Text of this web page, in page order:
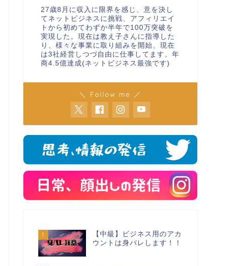
27歳8月に収入に限界を感じ、意を決し
てネットビジネスに挑戦、アフィリエイ
トから初めてわずか半年で100万突破を
実現した。現在は教え子さんに指導した
り、様々な事業に取り組みを開始、現在
は3社経営しつづ自由に仕事してます。年
商4.5億達成(ネットビジネス最強です)
＼ Follow me ／
1
【中級】ビジネス用のアカ
ウントは身バレします！！